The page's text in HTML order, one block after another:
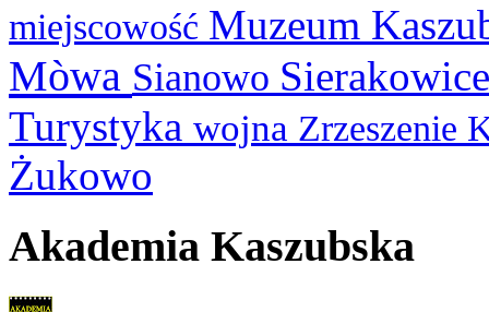
miejscowość Muzeum
Mòwa Sianowo
Turystyka wojna Zrzeszenie
Żukowo
Akademia Kaszubska